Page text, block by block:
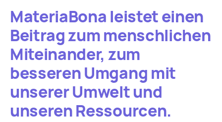
MateriaBona leistet einen
Beitrag zum menschlichen
Miteinander, zum
besseren Umgang mit
unserer Umwelt und
unseren Ressourcen.